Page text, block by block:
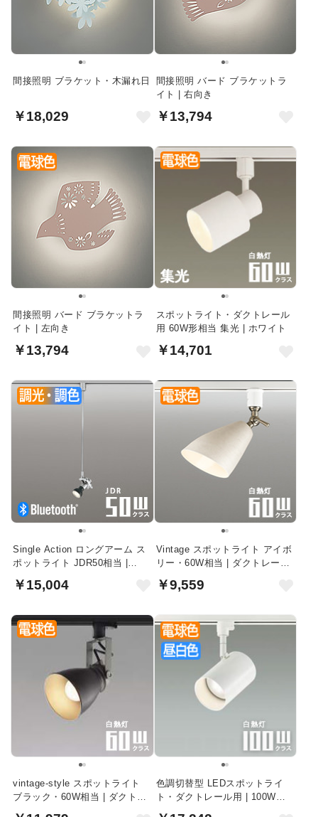
間接照明 ブラケット・木漏れ日
￥18,029
間接照明 バード ブラケットラ
イト | 右向き
￥13,794
間接照明 バード ブラケットラ
イト | 左向き
￥13,794
スポットライト・ダクトレール
用 60W形相当 集光 | ホワイト
￥14,701
Single Action ロングアーム ス
ポットライト JDR50相当 |
￥15,004
Vintage スポットライト アイボ
リー・60W相当 | ダクトレール
￥9,559
vintage-style スポットライト
ブラック・60W相当 | ダクトレ
色調切替型 LEDスポットライ
ト・ダクトレール用 | 100W相